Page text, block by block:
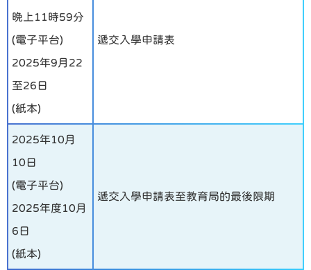
晚上11時59分
(電子平台)
2025年9月22
至26日
(紙本)
遞交入學申請表
2025年10月
10日
(電子平台)
2025年度10月
6日
(紙本)
遞交入學申請表至教育局的最後限期